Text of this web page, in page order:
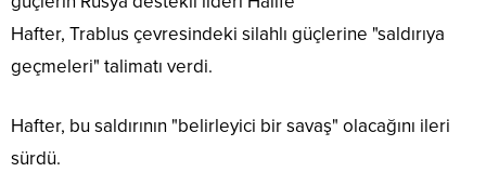
Hafter, Trablus çevresindeki silahlı güçlerine "saldırıya
geçmeleri" talimatı verdi.
Hafter, bu saldırının "belirleyici bir savaş" olacağını ileri
sürdü.